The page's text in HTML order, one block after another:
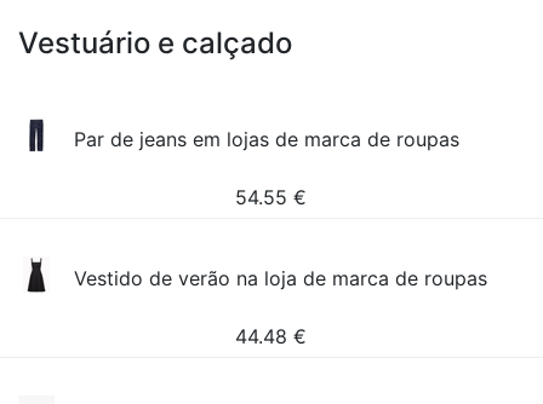
Vestuário e calçado
Par de jeans em lojas de marca de roupas
54.55 €
Vestido de verão na loja de marca de roupas
44.48 €